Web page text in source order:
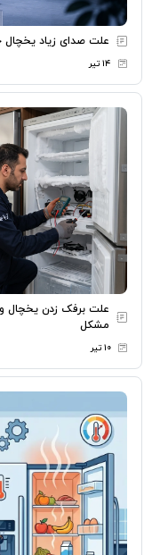
علت صدای زیاد
۱۴ تیر
علت برفک زدن یخچال
مشکل
۱۰ تیر